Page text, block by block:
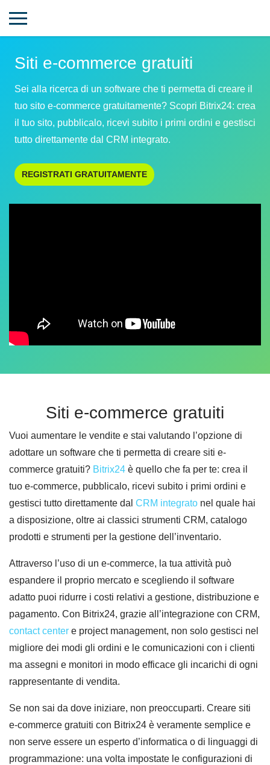
Siti e-commerce gratuiti
Sei alla ricerca di un software che ti permetta di creare il
tuo sito e-commerce gratuitamente? Scopri Bitrix24: crea
il tuo sito, pubblicalo, ricevi subito i primi ordini e gestisci
tutto direttamente dal CRM integrato.
REGISTRATI GRATUITAMENTE
Siti e-commerce gratuiti
Vuoi aumentare le vendite e stai valutando l’opzione di
adottare un software che ti permetta di creare siti e-
commerce gratuiti? Bitrix24 è quello che fa per te: crea il
tuo e-commerce, pubblicalo, ricevi subito i primi ordini e
gestisci tutto direttamente dal CRM integrato nel quale hai
a disposizione, oltre ai classici strumenti CRM, catalogo
prodotti e strumenti per la gestione dell’inventario.
Attraverso l’uso di un e-commerce, la tua attività può
espandere il proprio mercato e scegliendo il software
adatto puoi ridurre i costi relativi a gestione, distribuzione e
pagamento. Con Bitrix24, grazie all’integrazione con CRM,
contact center e project management, non solo gestisci nel
migliore dei modi gli ordini e le comunicazioni con i clienti
ma assegni e monitori in modo efficace gli incarichi di ogni
rappresentante di vendita.
Se non sai da dove iniziare, non preoccuparti. Creare siti
e-commerce gratuiti con Bitrix24 è veramente semplice e
non serve essere un esperto d’informatica o di linguaggi di
programmazione: una volta impostate le configurazioni di